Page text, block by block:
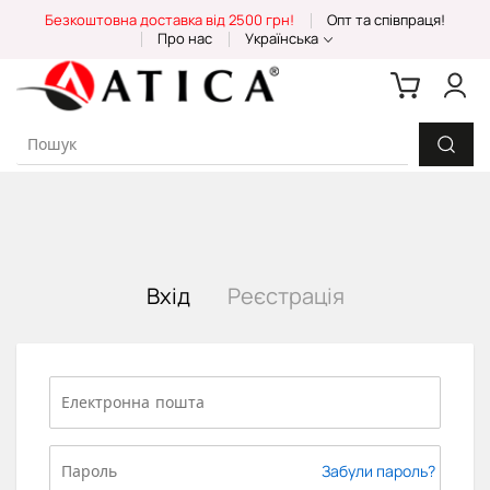
Content
Безкоштовна доставка від 2500 грн!
Опт та співпраця!
Про нас
Українська
Вхід Реєстрація
Забули пароль?